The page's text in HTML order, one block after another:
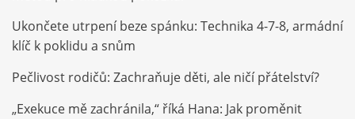
Ukončete utrpení beze spánku: Technika 4-7-8, armádní
klíč k poklidu a snům
Pečlivost rodičů: Zachraňuje děti, ale ničí přátelství?
„Exekuce mě zachránila,“ říká Hana: Jak proměnit